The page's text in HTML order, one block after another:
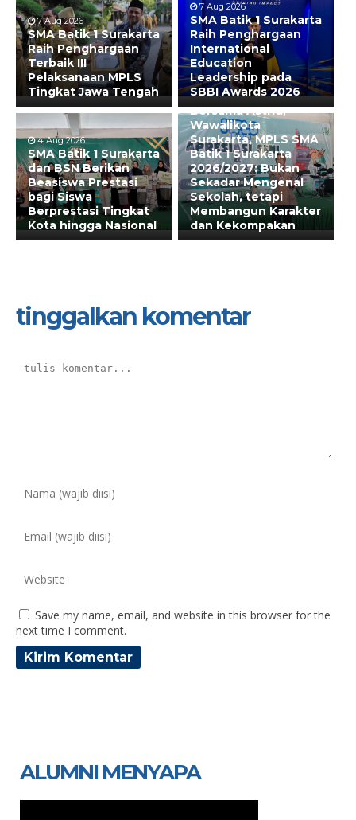
7 Aug 2026
SMA Batik 1 Surakarta
Raih Penghargaan
Terbaik III
Pelaksanaan MPLS
Tingkat Jawa Tengah
7 Aug 2026
SMA Batik 1 Surakarta
Raih Penghargaan
International
Education
Leadership pada
SBBI Awards 2026
4 Aug 2026
SMA Batik 1 Surakarta
dan BSN Berikan
Beasiswa Prestasi
bagi Siswa
Berprestasi Tingkat
Kota hingga Nasional
31 Jul 2026
Bersama Astrid,
Wawalikota
Surakarta, MPLS SMA
Batik 1 Surakarta
2026/2027: Bukan
Sekadar Mengenal
Sekolah, tetapi
Membangun Karakter
dan Kekompakan
tinggalkan komentar
Save my name, email, and website in this browser for the
next time I comment.
ALUMNI MENYAPA